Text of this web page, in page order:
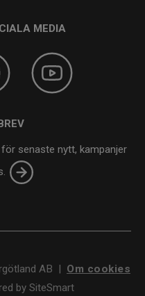
MEDIA
senaste nytt, kampanjer
AB | Om cookies
by SiteSmart